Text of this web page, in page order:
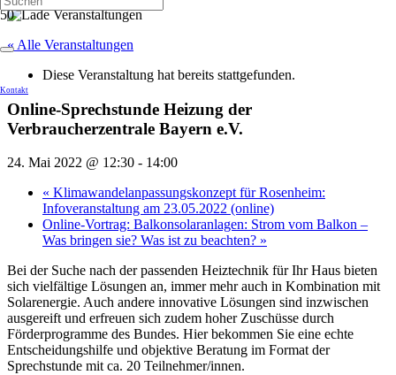
Kontakt
« Alle Veranstaltungen
Diese Veranstaltung hat bereits stattgefunden.
Online-Sprechstunde Heizung der
Verbraucherzentrale Bayern e.V.
24. Mai 2022 @ 12:30 - 14:00
« Klimawandelanpassungskonzept für Rosenheim:
Infoveranstaltung am 23.05.2022 (online)
Online-Vortrag: Balkonsolaranlagen: Strom vom Balkon –
Was bringen sie? Was ist zu beachten? »
Bei der Suche nach der passenden Heiztechnik für Ihr Haus bieten
sich vielfältige Lösungen an, immer mehr auch in Kombination mit
Solarenergie. Auch andere innovative Lösungen sind inzwischen
ausgereift und erfreuen sich zudem hoher Zuschüsse durch
Förderprogramme des Bundes. Hier bekommen Sie eine echte
Entscheidungshilfe und objektive Beratung im Format der
Sprechstunde mit ca. 20 Teilnehmer/innen.